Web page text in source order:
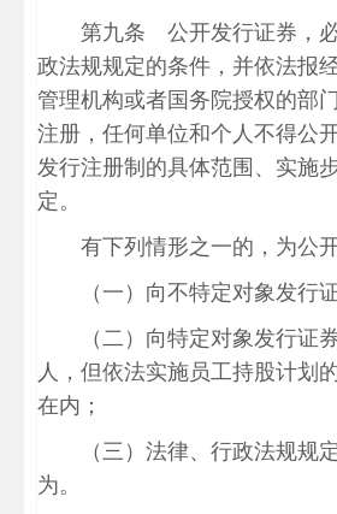
第九条 公开发行证券，
政法规规定的条件，并依法报
管理机构或者国务院授权的部
注册，任何单位和个人不得公
发行注册制的具体范围、实施
定。
有下列情形之一的，为公
（一）向不特定对象发行
（二）向特定对象发行证
人，但依法实施员工持股计划
在内；
（三）法律、行政法规规
为。